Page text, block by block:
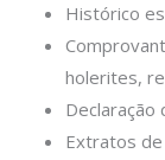
Histórico
holerites,
Declaração
Extratos